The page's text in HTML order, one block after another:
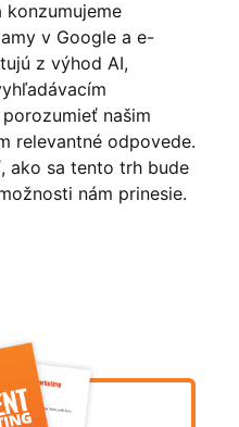
konzumujeme
v Google a e-
z výhod AI,
našim
relevantné odpovede.
ako sa tento trh bude
nám prinesie.